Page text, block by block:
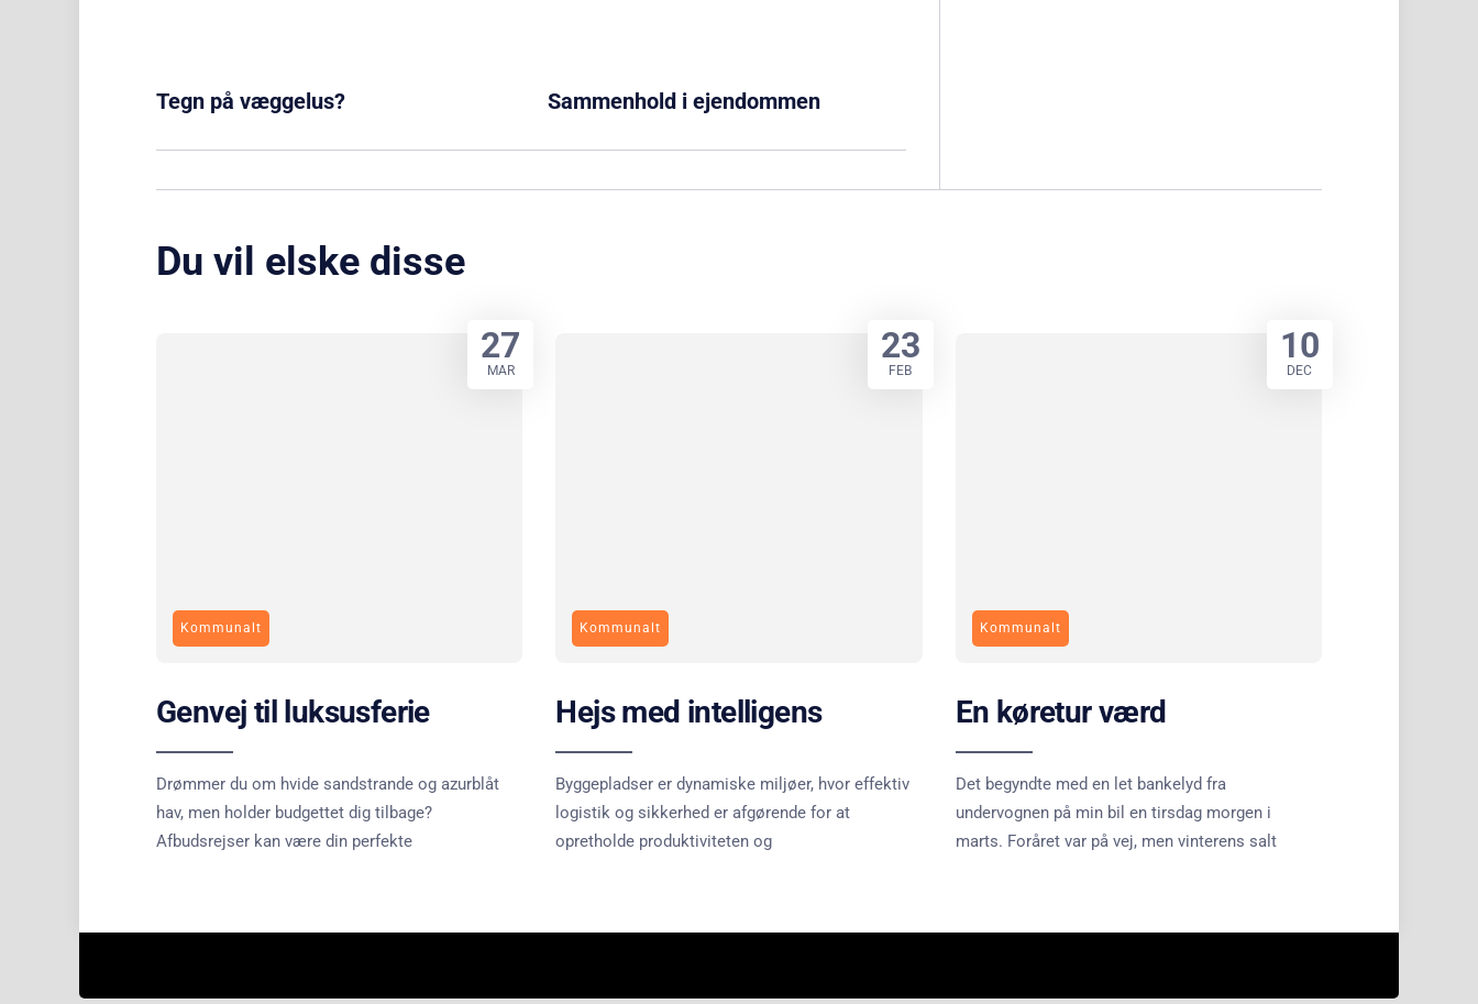
Tegn på væggelus? Sammenhold i ejendommen
Du vil elske disse
Kommunalt
Genvej til luksusferie
Drømmer du om hvide sandstrande og azurblåt
hav, men holder budgettet dig tilbage?
Afbudsrejser kan være din perfekte
27
MAR
Kommunalt
Hejs med intelligens
Byggepladser er dynamiske miljøer, hvor effektiv
logistik og sikkerhed er afgørende for at
opretholde produktiviteten og
23
FEB
Kommunalt
En køretur værd
Det begyndte med en let bankelyd fra
undervognen på min bil en tirsdag morgen i
marts. Foråret var på vej, men vinterens salt
10
DEC